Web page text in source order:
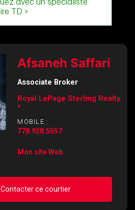
Afsaneh Saffari
Associate Broker
Royal LePage Sterling Realty
*
MOBILE :
778.928.5557
Mon site Web
Contacter ce courtier